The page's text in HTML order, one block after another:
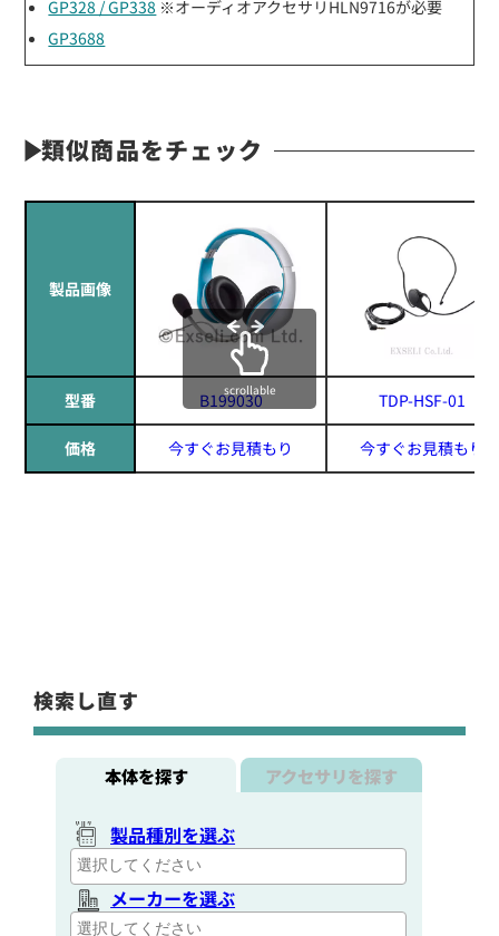
GP328 / GP338 ※オーディオアクセサリHLN9716が必要
GP3688
類似商品をチェック
製品画像
型番 B199030 TDP-HSF-01
価格 今すぐお見積もり 今すぐお見積もり
scrollable
検索し直す
本体を探す アクセサリを探す
製品種別を選ぶ
メーカーを選ぶ